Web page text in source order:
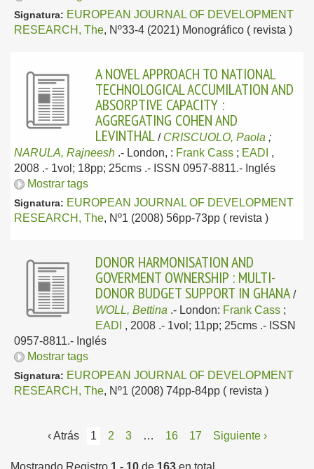
Signatura: EUROPEAN JOURNAL OF DEVELOPMENT
RESEARCH, The, Nº33-4 (2021) Monográfico ( revista )
A NOVEL APPROACH TO NATIONAL
TECHNOLOGICAL ACCUMILATION AND
ABSORPTIVE CAPACITY :
AGGREGATING COHEN AND
LEVINTHAL / CRISCUOLO, Paola ;
NARULA, Rajneesh .- London, : Frank Cass ; EADI ,
2008 .- 1vol; 18pp; 25cms .- ISSN 0957-8811.- Inglés
Mostrar tags
Signatura: EUROPEAN JOURNAL OF DEVELOPMENT
RESEARCH, The, Nº1 (2008) 56pp-73pp ( revista )
DONOR HARMONISATION AND
GOVERMENT OWNERSHIP : MULTI-
DONOR BUDGET SUPPORT IN GHANA /
WOLL, Bettina .- London: Frank Cass ;
EADI , 2008 .- 1vol; 11pp; 25cms .- ISSN
0957-8811.- Inglés
Mostrar tags
Signatura: EUROPEAN JOURNAL OF DEVELOPMENT
RESEARCH, The, Nº1 (2008) 74pp-84pp ( revista )
‹ Atrás 1 2 3 … 16 17 Siguiente ›
Mostrando Registro 1 - 10 de 163 en total